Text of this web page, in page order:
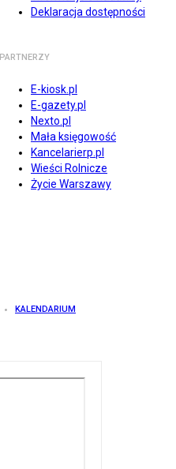
Deklaracja dostępności
PARTNERZY
E-kiosk.pl
E-gazety.pl
Nexto.pl
Mała księgowość
Kancelarierp.pl
Wieści Rolnicze
Życie Warszawy
KALENDARIUM